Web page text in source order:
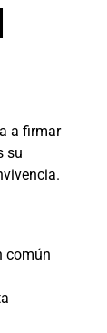
a firmar
su
común